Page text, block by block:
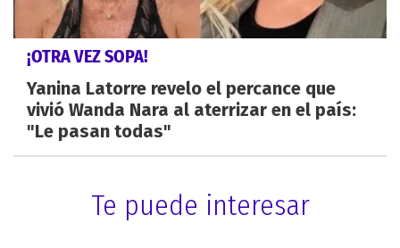
¡OTRA VEZ SOPA!
Yanina Latorre revelo el percance que
vivió Wanda Nara al aterrizar en el país:
"Le pasan todas"
Te puede interesar